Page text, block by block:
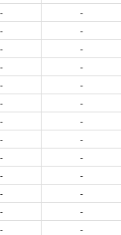
- -
- -
- -
- -
- -
- -
- -
- -
- -
- -
- -
- -
- -